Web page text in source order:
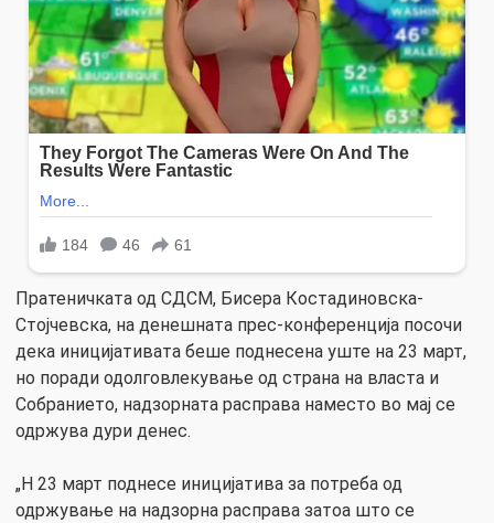
Пратеничката од СДСМ, Бисера Костадиновска-
Стојчевска, на денешната прес-конференција посочи
дека иницијативата беше поднесена уште на 23 март,
но поради одолговлекување од страна на власта и
Собранието, надзорната расправа наместо во мај се
одржува дури денес.
„Н 23 март поднесе иницијатива за потреба од
одржување на надзорна расправа затоа што се